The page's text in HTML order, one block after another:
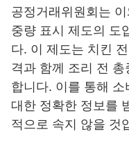
공정거래위원회는
중량 표시 제도의 도
다. 이 제도는 치킨
격과 함께 조리 전
합니다. 이를 통해
대한 정확한 정보를
적으로 속지 않을 것